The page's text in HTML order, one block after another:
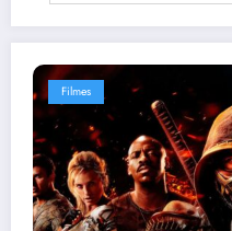
Filmes